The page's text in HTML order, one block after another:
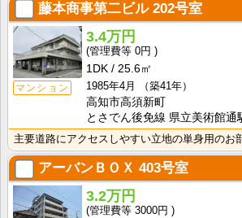
藤本商事第二ビル202号室
マンション
3.4万円
0円
1DK
25.6㎡
1985年4月
（築41年）
高知市高須新町
とさでん後免線 県立美術館通
アーバンＢＯＸ 403号室
3.2万円
3000円